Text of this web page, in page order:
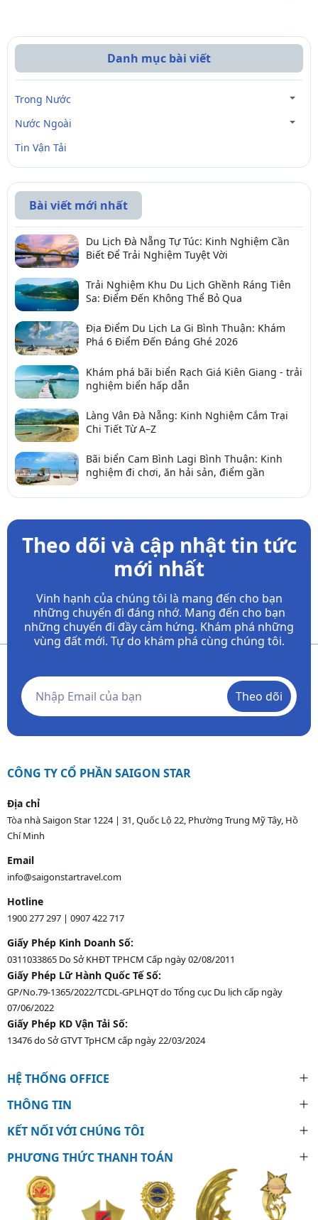
Danh mục bài viết
Trong Nước
Nước Ngoài
Tin Vận Tải
Bài viết mới nhất
Du Lịch Đà Nẵng Tự Túc: Kinh Nghiệm Cần
Biết Để Trải Nghiệm Tuyệt Vời
Trải Nghiệm Khu Du Lịch Ghềnh Ráng Tiên
Sa: Điểm Đến Không Thể Bỏ Qua
Địa Điểm Du Lịch La Gi Bình Thuận: Khám
Phá 6 Điểm Đến Đáng Ghé 2026
Khám phá bãi biển Rạch Giá Kiên Giang - trải
nghiệm biển hấp dẫn
Làng Vân Đà Nẵng: Kinh Nghiệm Cắm Trại
Chi Tiết Từ A–Z
Bãi biển Cam Bình Lagi Bình Thuận: Kinh
nghiệm đi chơi, ăn hải sản, điểm gần
Theo dõi và cập nhật tin tức
mới nhất
Vinh hạnh của chúng tôi là mang đến cho bạn
những chuyến đi đáng nhớ. Mang đến cho bạn
những chuyến đi đầy cảm hứng. Khám phá những
vùng đất mới. Tự do khám phá cùng chúng tôi.
Theo dõi
CÔNG TY CỔ PHẦN SAIGON STAR
Địa chỉ
Tòa nhà Saigon Star 1224 | 31, Quốc Lộ 22, Phường Trung Mỹ Tây, Hồ
Chí Minh
Email
info@saigonstartravel.com
Hotline
1900 277 297 | 0907 422 717
Giấy Phép Kinh Doanh Số:
0311033865 Do Sở KHĐT TPHCM Cấp ngày 02/08/2011
Giấy Phép Lữ Hành Quốc Tế Số:
GP/No.79-1365/2022/TCDL-GPLHQT do Tổng cục Du lịch cấp ngày
07/06/2022
Giấy Phép KD Vận Tải Số:
13476 do Sở GTVT TpHCM cấp ngày 22/03/2024
HỆ THỐNG OFFICE
THÔNG TIN
KẾT NỐI VỚI CHÚNG TÔI
PHƯƠNG THỨC THANH TOÁN